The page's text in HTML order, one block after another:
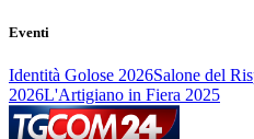
Eventi
Identità Golose 2026Salone del
2026L'Artigiano in Fiera 2025